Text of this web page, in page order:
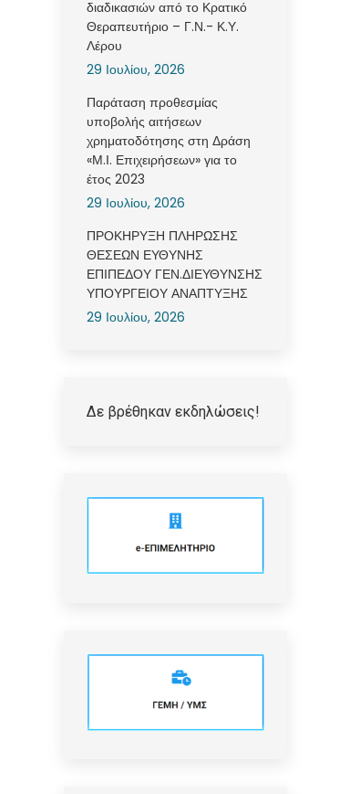
διαδικασιών από το Κρατικό
Θεραπευτήριο – Γ.Ν.- Κ.Υ.
Λέρου
29 Ιουλίου, 2026
Παράταση προθεσμίας
υποβολής αιτήσεων
χρηματοδότησης στη Δράση
«Μ.Ι. Επιχειρήσεων» για το
έτος 2023
29 Ιουλίου, 2026
ΠΡΟΚΗΡΥΞΗ ΠΛΗΡΩΣΗΣ
ΘΕΣΕΩΝ ΕΥΘΥΝΗΣ
ΕΠΙΠΕΔΟΥ ΓΕΝ.ΔΙΕΥΘΥΝΣΗΣ
ΥΠΟΥΡΓΕΙΟΥ ΑΝΑΠΤΥΞΗΣ
29 Ιουλίου, 2026
Δε βρέθηκαν εκδηλώσεις!